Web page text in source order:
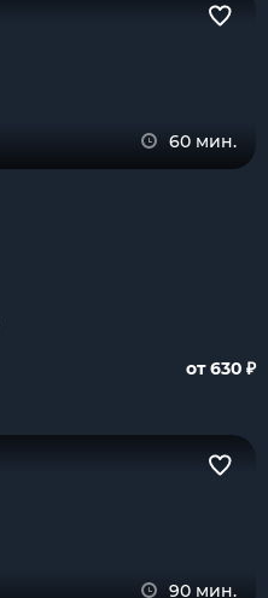
60 мин.
от 630 ₽
90 мин.